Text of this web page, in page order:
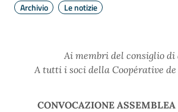
Archivio
Le notizie
Ai membri del consiglio
A tutti i soci della Coopérative de
CONVOCAZIONE ASSEMBLEA